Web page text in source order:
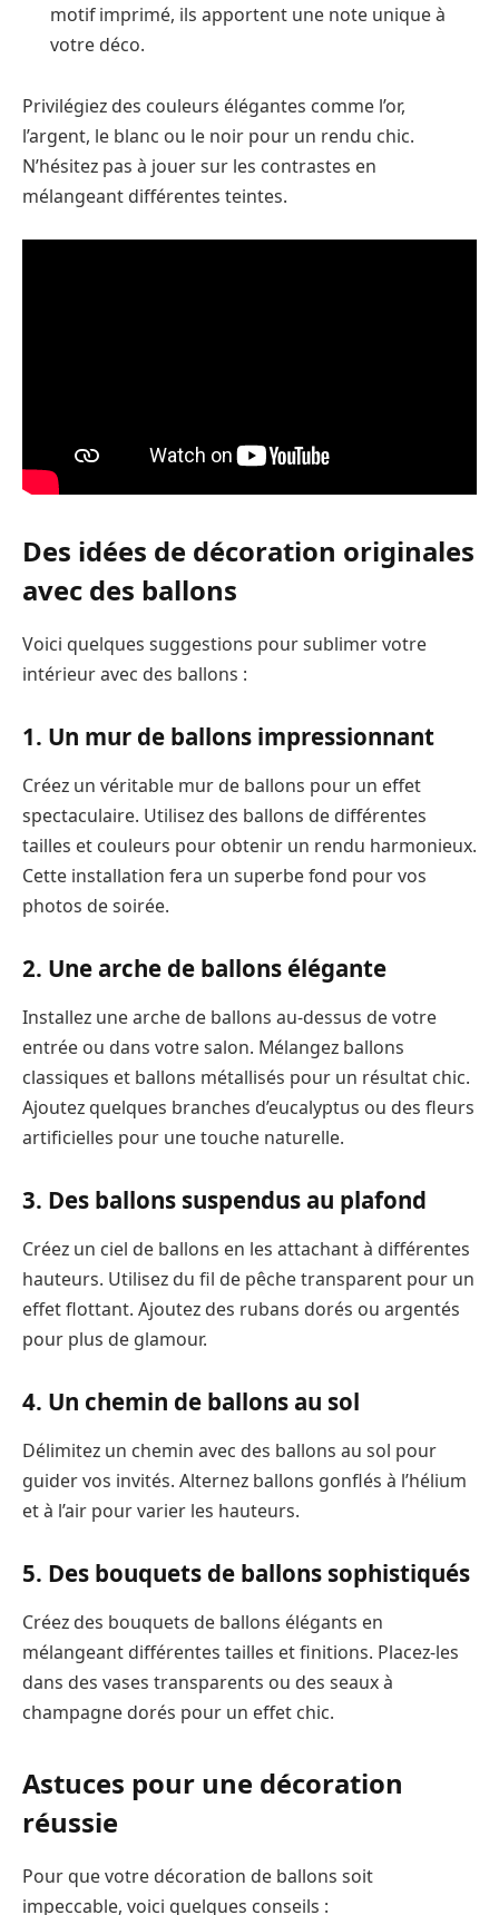
motif imprimé, ils apportent une note unique à
votre déco.
Privilégiez des couleurs élégantes comme l’or,
l’argent, le blanc ou le noir pour un rendu chic.
N’hésitez pas à jouer sur les contrastes en
mélangeant différentes teintes.
Des idées de décoration originales
avec des ballons
Voici quelques suggestions pour sublimer votre
intérieur avec des ballons :
1. Un mur de ballons impressionnant
Créez un véritable mur de ballons pour un effet
spectaculaire. Utilisez des ballons de différentes
tailles et couleurs pour obtenir un rendu harmonieux.
Cette installation fera un superbe fond pour vos
photos de soirée.
2. Une arche de ballons élégante
Installez une arche de ballons au-dessus de votre
entrée ou dans votre salon. Mélangez ballons
classiques et ballons métallisés pour un résultat chic.
Ajoutez quelques branches d’eucalyptus ou des fleurs
artificielles pour une touche naturelle.
3. Des ballons suspendus au plafond
Créez un ciel de ballons en les attachant à différentes
hauteurs. Utilisez du fil de pêche transparent pour un
effet flottant. Ajoutez des rubans dorés ou argentés
pour plus de glamour.
4. Un chemin de ballons au sol
Délimitez un chemin avec des ballons au sol pour
guider vos invités. Alternez ballons gonflés à l’hélium
et à l’air pour varier les hauteurs.
5. Des bouquets de ballons sophistiqués
Créez des bouquets de ballons élégants en
mélangeant différentes tailles et finitions. Placez-les
dans des vases transparents ou des seaux à
champagne dorés pour un effet chic.
Astuces pour une décoration
réussie
Pour que votre décoration de ballons soit
impeccable, voici quelques conseils :